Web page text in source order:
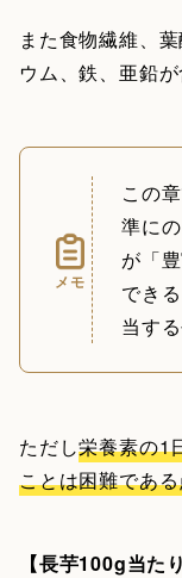
また食物繊維、
ウム、鉄、亜鉛が
メモ
この
準に
が「
でき
当す
ただし栄養素の1
ことは困難であ
【長芋100g当た